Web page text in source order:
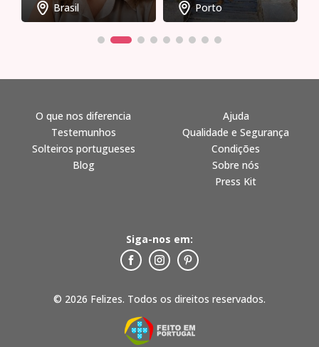
Brasil Porto
© 2026 Felizes. Todos os direitos reservados.
O que nos diferencia
Testemunhos
Solteiros portugueses
Blog
Ajuda
Qualidade e Segurança
Condições
Sobre nós
Press Kit
Siga-nos em: